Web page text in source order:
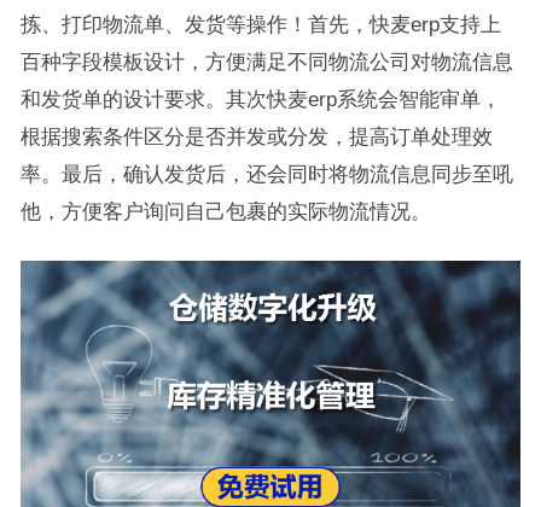
拣、打印物流单、发货等操作！首先，快麦erp支持上
百种字段模板设计，方便满足不同物流公司对物流信息
和发货单的设计要求。其次快麦erp系统会智能审单，
根据搜索条件区分是否并发或分发，提高订单处理效
率。最后，确认发货后，还会同时将物流信息同步至吼
他，方便客户询问自己包裹的实际物流情况。